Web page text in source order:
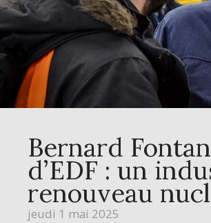
Bernard
d’EDF : un
renouveau
jeudi 1 mai 2025